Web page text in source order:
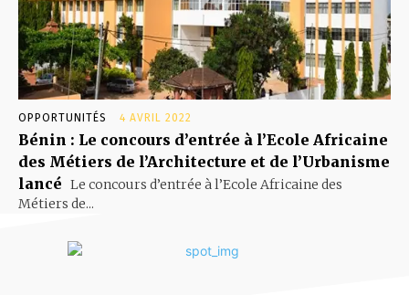
OPPORTUNITÉS 4 AVRIL 2022
Bénin : Le concours d’entrée à l’Ecole Africaine
des Métiers de l’Architecture et de l’Urbanisme
lancé Le concours d’entrée à l’Ecole Africaine des
Métiers de...